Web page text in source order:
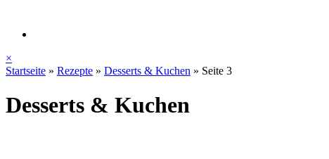
×
Startseite » Rezepte » Desserts & Kuchen » Seite 3
Desserts & Kuchen